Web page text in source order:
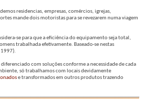
residencias, empresas, comércios, igrejas,
mande dois motoristas para se revezarem numa viagem
se para que a eficiência do equipamento seja total,
trabalhada efetivamente. Baseado-se nestas
1997).
com soluções conforme a necessidade de cada
só trabalhamos com locais devidamente
e transformados em outros produtos trazendo